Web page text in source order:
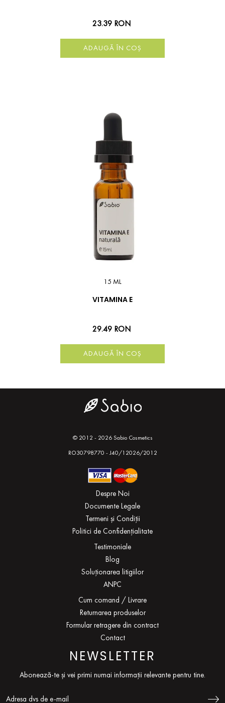
23.39 RON
ADAUGĂ ÎN COȘ
15 ML
VITAMINA E
29.49 RON
ADAUGĂ ÎN COȘ
© 2012 - 2026 Sabio Cosmetics
RO30798770 - J40/12026/2012
Despre Noi
Documente Legale
Termeni și Condiții
Politici de Confidențialitate
Testimoniale
Blog
Soluționarea litigiilor
ANPC
Cum comand / Livrare
Returnarea produselor
Formular retragere din contract
Contact
NEWSLETTER
Abonează-te și vei primi numai informații relevante pentru tine.